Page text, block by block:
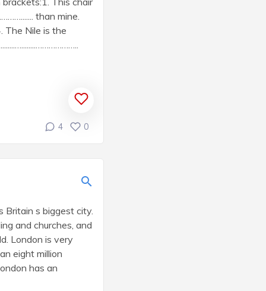
than mine.
The Nile is the
4 0
Britain s biggest city.
and churches, and
London is very
eight million
has an